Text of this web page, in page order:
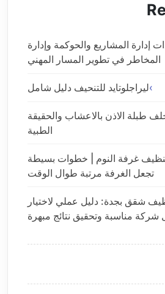
إدارة المشاريع والحوكمة وإدارة
المخاطر في تطوير المسار المهني
ليراجلوتايد للتنحيف دليل شامل
طبلة الاذن بالاعشاب والحقيقة
الطبية
غرفة النوم | خطوات بسيطة
تجعل الغرفة مرتبة طوال الوقت
شقق بجدة: دليل عملي لاختيار
مناسبة وتحقيق نتائج مبهرة